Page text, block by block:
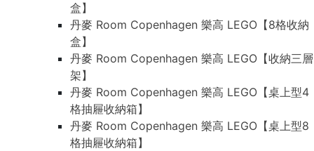
盒】
丹麥 Room Copenhagen 樂高 LEGO【8格收納
盒】
丹麥 Room Copenhagen 樂高 LEGO【收納三層
架】
丹麥 Room Copenhagen 樂高 LEGO【桌上型4
格抽屜收納箱】
丹麥 Room Copenhagen 樂高 LEGO【桌上型8
格抽屜收納箱】